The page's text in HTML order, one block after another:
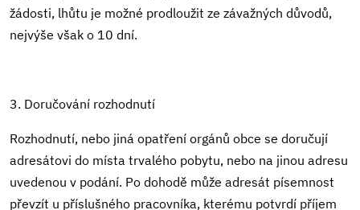
žádosti, lhůtu je možné prodloužit ze závažných důvodů,
nejvýše však o 10 dní.
3. Doručování rozhodnutí
Rozhodnutí, nebo jiná opatření orgánů obce se doručují
adresátovi do místa trvalého pobytu, nebo na jinou adresu
uvedenou v podání. Po dohodě může adresát písemnost
převzít u příslušného pracovníka, kterému potvrdí příjem